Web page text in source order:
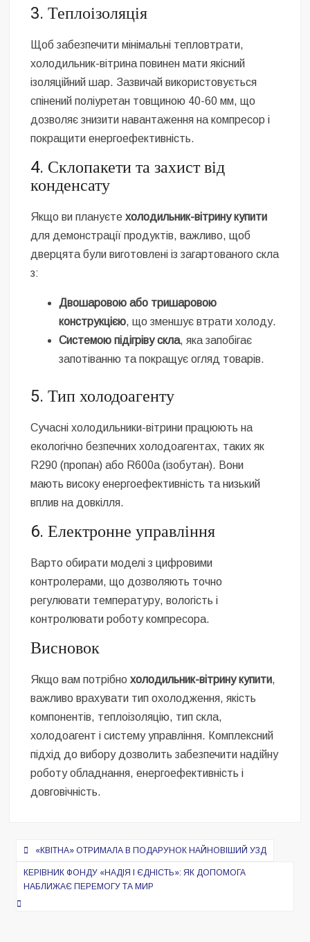
3. Теплоізоляція
Щоб забезпечити мінімальні тепловтрати,
холодильник-вітрина повинен мати якісний
ізоляційний шар. Зазвичай використовується
спінений поліуретан товщиною 40-60 мм, що
дозволяє знизити навантаження на компресор і
покращити енергоефективність.
4. Склопакети та захист від
конденсату
Якщо ви плануєтехолодильник-вітрину купити
для демонстрації продуктів, важливо, щоб
дверцята були виготовлені із загартованого скла
з:
Двошаровою або тришаровою
конструкцією, що зменшує втрати холоду.
Системою підігріву скла, яка запобігає
запотіванню та покращує огляд товарів.
5. Тип холодоагенту
Сучасні холодильники-вітрини працюють на
екологічно безпечних холодоагентах, таких як
R290 (пропан) або R600a (ізобутан). Вони
мають високу енергоефективність та низький
вплив на довкілля.
6. Електронне управління
Варто обирати моделі з цифровими
контролерами, що дозволяють точно
регулювати температуру, вологість і
контролювати роботу компресора.
Висновок
Якщо вам потрібнохолодильник-вітрину купити,
важливо врахувати тип охолодження, якість
компонентів, теплоізоляцію, тип скла,
холодоагент і систему управління. Комплексний
підхід до вибору дозволить забезпечити надійну
роботу обладнання, енергоефективність і
довговічність.
Навигация
по
записям
«КВІТНА» ОТРИМАЛА В ПОДАРУНОК НАЙНОВІШИЙ УЗД
КЕРІВНИК ФОНДУ «НАДІЯ І ЄДНІСТЬ»: ЯК ДОПОМОГА
НАБЛИЖАЄ ПЕРЕМОГУ ТА МИР